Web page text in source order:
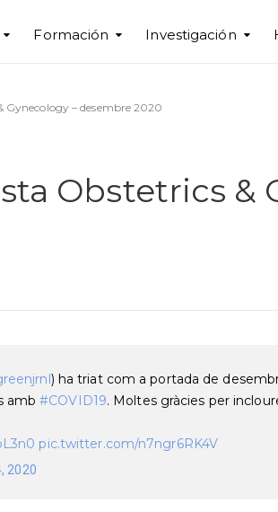
Formación Investigación
Gynecology – desembre 2020
Obstetrics &
) ha triat com a portada de
amb#COVID19. Moltes gràcies per
pic.twitter.com/n7ngr6RK4V
2020